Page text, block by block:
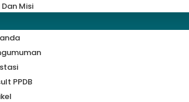
Dan Misi
PPDB